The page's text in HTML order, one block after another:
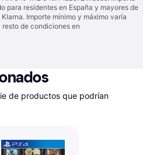
para residentes en España y mayores de
Importe mínimo y máximo varía
de condiciones en
de productos que podrían